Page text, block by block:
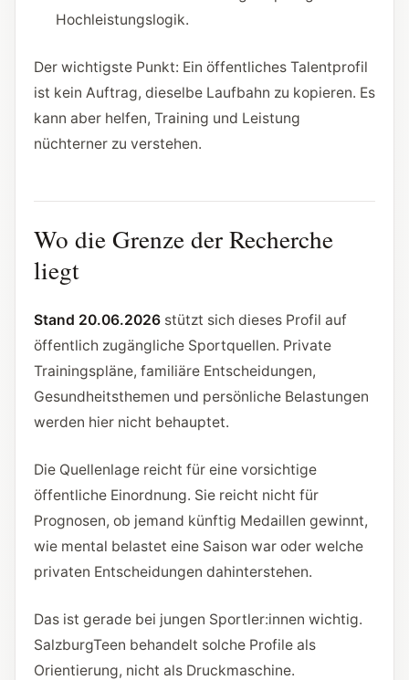
Hochleistungslogik.
Der wichtigste Punkt: Ein öffentliches Talentprofil
ist kein Auftrag, dieselbe Laufbahn zu kopieren. Es
kann aber helfen, Training und Leistung
nüchterner zu verstehen.
Wo die Grenze der Recherche
liegt
Stand 20.06.2026 stützt sich dieses Profil auf
öffentlich zugängliche Sportquellen. Private
Trainingspläne, familiäre Entscheidungen,
Gesundheitsthemen und persönliche Belastungen
werden hier nicht behauptet.
Die Quellenlage reicht für eine vorsichtige
öffentliche Einordnung. Sie reicht nicht für
Prognosen, ob jemand künftig Medaillen gewinnt,
wie mental belastet eine Saison war oder welche
privaten Entscheidungen dahinterstehen.
Das ist gerade bei jungen Sportler:innen wichtig.
SalzburgTeen behandelt solche Profile als
Orientierung, nicht als Druckmaschine.